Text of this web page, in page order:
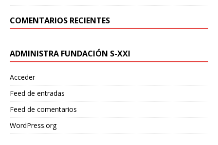
COMENTARIOS RECIENTES
ADMINISTRA FUNDACIÓN S-XXI
Acceder
Feed de entradas
Feed de comentarios
WordPress.org